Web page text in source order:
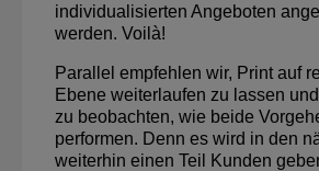
individualisierten Angeboten
werden. Voilà!
Parallel empfehlen wir, Print auf
Ebene weiterlaufen zu lassen
zu beobachten, wie beide
performen. Denn es wird in den
weiterhin einen Teil Kunden